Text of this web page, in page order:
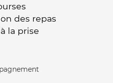
des repas
la prise